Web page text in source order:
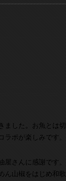
ました。お魚とは切
ラボが楽しみです。
屋さんに感謝です。
ん山椒をはじめ和歌